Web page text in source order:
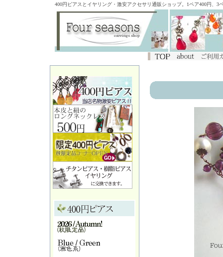
400円ピアスとイヤリング・激安アクセサリ通販ショップ。1ペア400円、